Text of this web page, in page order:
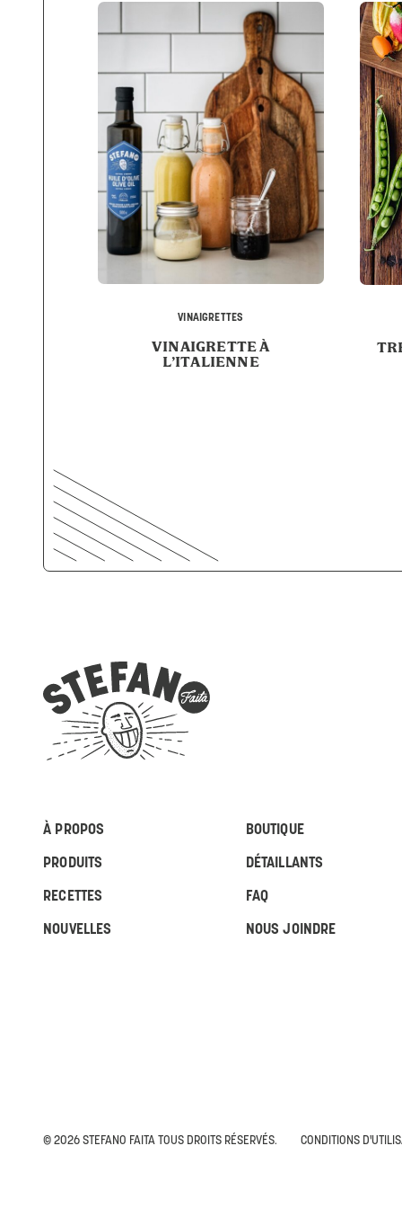
VINAIGRETTES
VINAIGRETTE À
L’ITALIENNE
À PROPOS BOUTIQUE
PRODUITS DÉTAILLANTS
RECETTES FAQ
NOUVELLES NOUS JOINDRE
© 2026 STEFANO FAITA TOUS DROITS RÉSERVÉS. CONDITIONS